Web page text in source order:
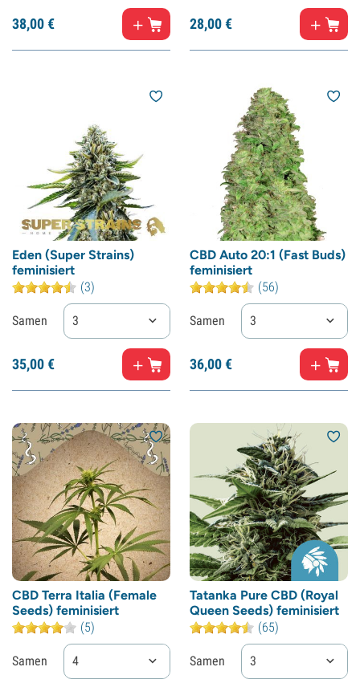
38,00€ 28,00€
Eden (Super Strains)
feminisiert
(3)
Samen 3
35,00€
CBD Auto 20:1 (Fast Buds)
feminisiert
(56)
Samen 3
36,00€
CBD Terra Italia (Female
Seeds) feminisiert
(5)
Samen 4
Tatanka Pure CBD (Royal
Queen Seeds) feminisiert
(65)
Samen 3